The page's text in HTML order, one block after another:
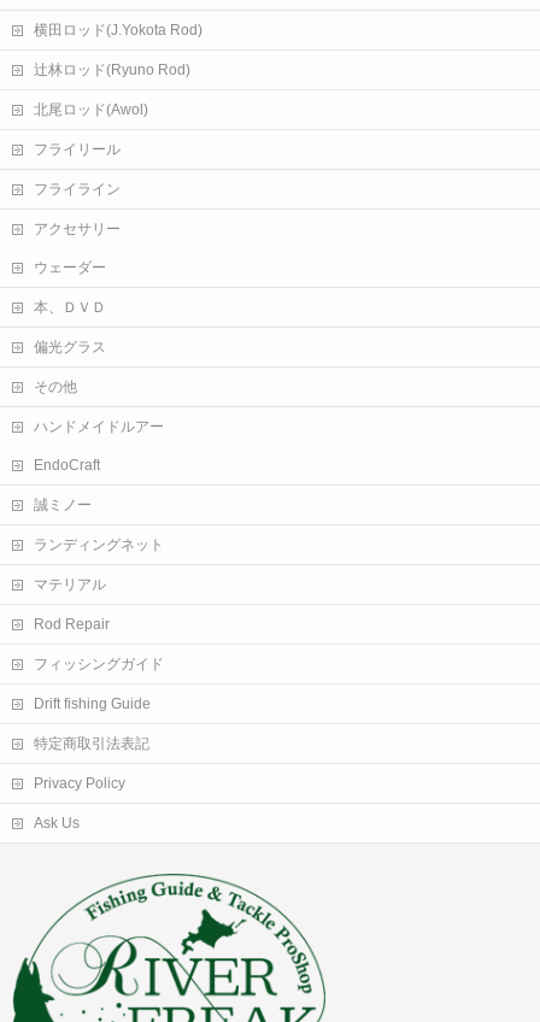
横田ロッド(J.Yokota Rod)
辻林ロッド(Ryuno Rod)
北尾ロッド(Awol)
フライリール
フライライン
アクセサリー
ウェーダー
本、ＤＶＤ
偏光グラス
その他
ハンドメイドルアー
EndoCraft
誠ミノー
ランディングネット
マテリアル
Rod Repair
フィッシングガイド
Drift fishing Guide
特定商取引法表記
Privacy Policy
Ask Us